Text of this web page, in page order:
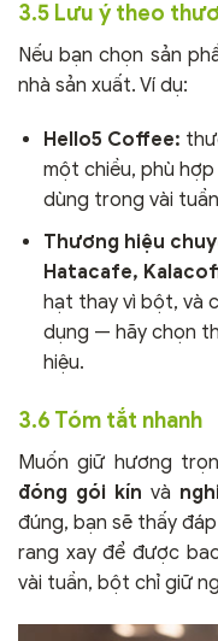
3.5 Lưu ý theo
Nếu bạn chọn sản
nhà sản xuất. Ví dụ:
Hello5 Coffee:
một chiều, phù
dùng trong vài
Thương hiệu
Hatacafe,
hạt thay vì bột, và
dụng — hãy chọn
hiệu.
3.6 Tóm tắt nhanh
Muốn giữ hương
đóng gói kín và
đúng, bạn sẽ thấy
rang xay để được
vài tuần, bột chỉ giữ